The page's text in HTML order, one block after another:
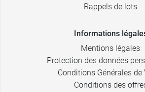
Rappels de lots
Informations
Mentions légales
Protection des données
Conditions Générales de
Conditions des